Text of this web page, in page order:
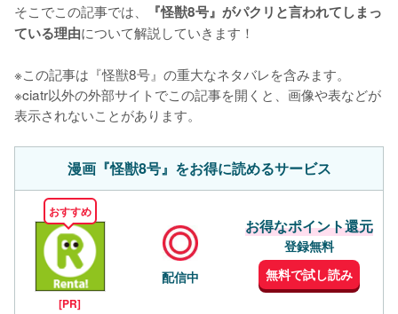
そこでこの記事では、
『怪獣8号』がパクリと言われてしまっ
ている理由について解説していきます！
※この記事は『怪獣8号』の重大なネタバレを含みます。
※ciatr以外の外部サイトでこの記事を開くと、画像や表などが
表示されないことがあります。
漫画『怪獣8号』をお得に読めるサービス
おすすめ
[PR]
配信中
お得なポイント還元
登録無料
無料で試し読み